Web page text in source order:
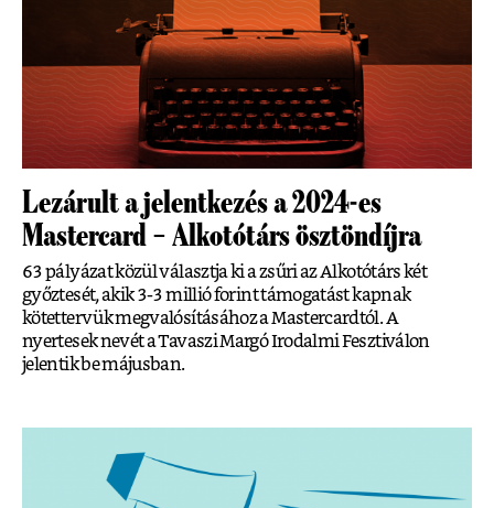
Lezárult a jelentkezés a 2024-es
Mastercard – Alkotótárs ösztöndíjra
63 pályázat közül választja ki a zsűri az Alkotótárs két
győztesét, akik 3-3 millió forint támogatást kapnak
kötettervük megvalósításához a Mastercardtól. A
nyertesek nevét a Tavaszi Margó Irodalmi Fesztiválon
jelentik be májusban.